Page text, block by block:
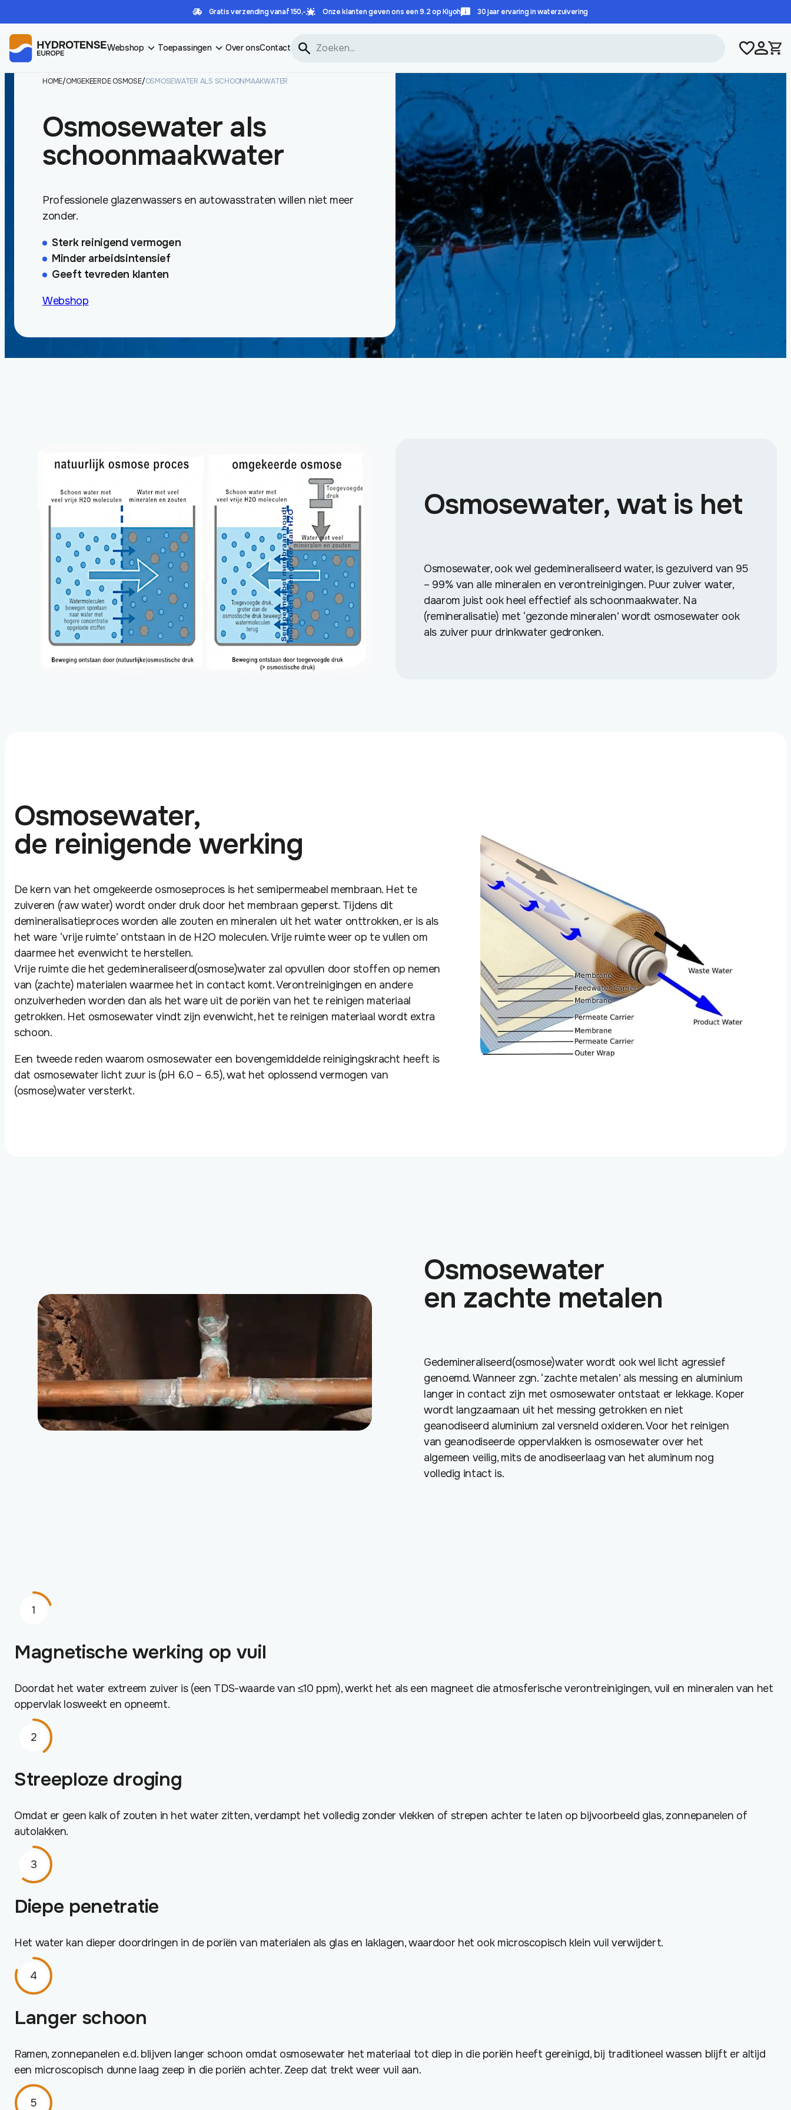
Gratis verzending vanaf 150,- Onze klanten geven ons een 9.2 op Kiyoh 30 jaar ervaring in waterzuivering
Webshop Toepassingen Over onsContact
HOME/OMGEKEERDE OSMOSE/OSMOSEWATER ALS SCHOONMAAKWATER
Osmosewater als
schoonmaakwater
Professionele glazenwassers en autowasstraten willen niet meer
zonder.
Sterk reinigend vermogen
Minder arbeidsintensief
Geeft tevreden klanten
Webshop
Osmosewater, wat is het
Osmosewater, ook wel gedemineraliseerd water, is gezuiverd van 95
– 99% van alle mineralen en verontreinigingen. Puur zuiver water,
daarom juist ook heel effectief als schoonmaakwater. Na
(remineralisatie) met ‘gezonde mineralen’ wordt osmosewater ook
als zuiver puur drinkwater gedronken.
Osmosewater,
de reinigende werking
De kern van het omgekeerde osmoseproces is het semipermeabel membraan. Het te
zuiveren (raw water) wordt onder druk door het membraan geperst. Tijdens dit
demineralisatieproces worden alle zouten en mineralen uit het water onttrokken, er is als
het ware ‘vrije ruimte’ ontstaan in de H2O moleculen. Vrije ruimte weer op te vullen om
daarmee het evenwicht te herstellen.
Vrije ruimte die het gedemineraliseerd(osmose)water zal opvullen door stoffen op nemen
van (zachte) materialen waarmee het in contact komt. Verontreinigingen en andere
onzuiverheden worden dan als het ware uit de poriën van het te reinigen materiaal
getrokken. Het osmosewater vindt zijn evenwicht, het te reinigen materiaal wordt extra
schoon.
Een tweede reden waarom osmosewater een bovengemiddelde reinigingskracht heeft is
dat osmosewater licht zuur is (pH 6.0 – 6.5), wat het oplossend vermogen van
(osmose)water versterkt.
Osmosewater
en zachte metalen
Gedemineraliseerd(osmose)water wordt ook wel licht agressief
genoemd. Wanneer zgn. ‘zachte metalen’ als messing en aluminium
langer in contact zijn met osmosewater ontstaat er lekkage. Koper
wordt langzaamaan uit het messing getrokken en niet
geanodiseerd aluminium zal versneld oxideren. Voor het reinigen
van geanodiseerde oppervlakken is osmosewater over het
algemeen veilig, mits de anodiseerlaag van het aluminum nog
volledig intact is.
Magnetische werking op vuil
Doordat het water extreem zuiver is (een TDS-waarde van ≤10 ppm), werkt het als een magneet die atmosferische verontreinigingen, vuil en mineralen van het
oppervlak losweekt en opneemt.
Streeploze droging
Omdat er geen kalk of zouten in het water zitten, verdampt het volledig zonder vlekken of strepen achter te laten op bijvoorbeeld glas, zonnepanelen of
autolakken.
Diepe penetratie
Het water kan dieper doordringen in de poriën van materialen als glas en laklagen, waardoor het ook microscopisch klein vuil verwijdert.
Langer schoon
Ramen, zonnepanelen e.d. blijven langer schoon omdat osmosewater het materiaal tot diep in die poriën heeft gereinigd, bij traditioneel wassen blijft er altijd
een microscopisch dunne laag zeep in die poriën achter. Zeep dat trekt weer vuil aan.